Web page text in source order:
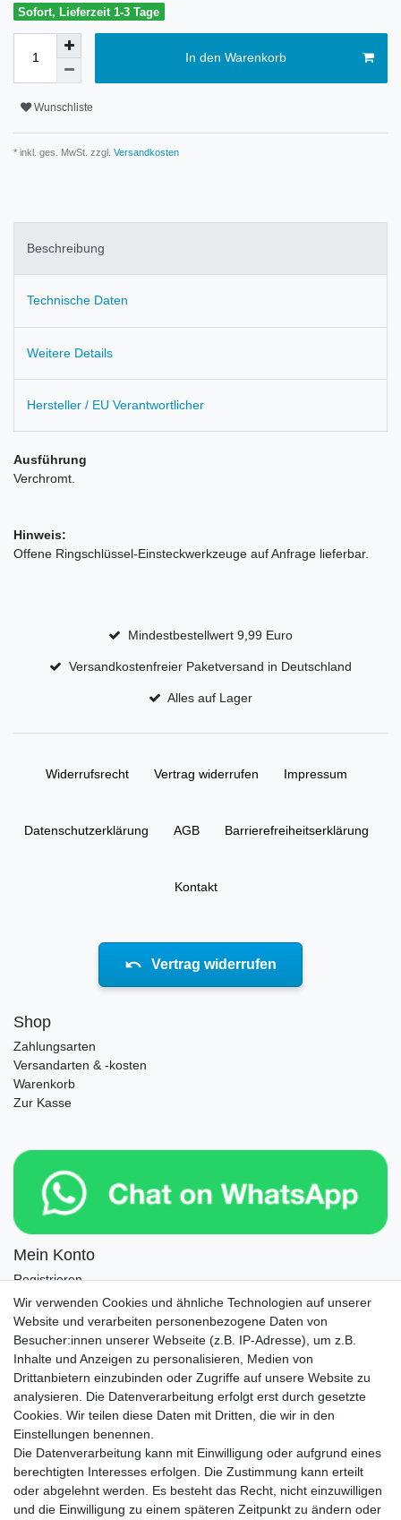
Sofort, Lieferzeit 1-3 Tage
In den Warenkorb
Wunschliste
* inkl. ges. MwSt. zzgl. Versandkosten
Beschreibung
Technische Daten
Weitere Details
Hersteller / EU Verantwortlicher
Ausführung
Verchromt.
Hinweis:
Offene Ringschlüssel-Einsteckwerkzeuge auf Anfrage lieferbar.
Mindestbestellwert 9,99 Euro
Versandkostenfreier Paketversand in Deutschland
Alles auf Lager
Widerrufs­recht Vertrag widerrufen Impressum
Daten­schutz­erklärung AGB Barrierefreiheitserklärung
Kontakt
Vertrag widerrufen
Shop
Zahlungsarten
Versandarten & -kosten
Warenkorb
Zur Kasse
Mein Konto
Registrieren
Login
Newsletter
E-MAIL **
Newsletter
Honig
Hiermit bestätige ich, dass ich die
Einwilligung kann ich jederzeit widerrufen.**
Abonnieren
Wir verwenden Cookies und ähnliche Technologien auf unserer
Website und verarbeiten personenbezogene Daten von
Besucher:innen unserer Webseite (z.B. IP-Adresse), um z.B.
Inhalte und Anzeigen zu personalisieren, Medien von
Drittanbietern einzubinden oder Zugriffe auf unsere Website zu
analysieren. Die Datenverarbeitung erfolgt erst durch gesetzte
Cookies. Wir teilen diese Daten mit Dritten, die wir in den
Einstellungen benennen.
Die Datenverarbeitung kann mit Einwilligung oder aufgrund eines
berechtigten Interesses erfolgen. Die Zustimmung kann erteilt
oder abgelehnt werden. Es besteht das Recht, nicht einzuwilligen
und die Einwilligung zu einem späteren Zeitpunkt zu ändern oder